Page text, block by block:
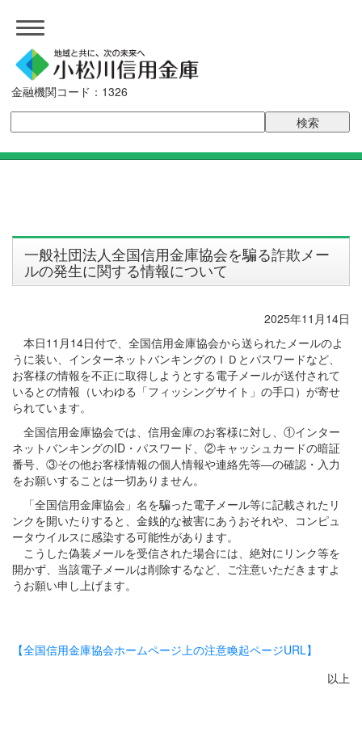
金融機関コード：1326
一般社団法人全国信用金庫協会を騙る詐欺メー
ルの発生に関する情報について
2025年11月14日
本日11月14日付で、全国信用金庫協会から送られたメールのよ
うに装い、インターネットバンキングのＩＤとパスワードなど、
お客様の情報を不正に取得しようとする電子メールが送付されて
いるとの情報（いわゆる「フィッシングサイト」の手口）が寄せ
られています。
全国信用金庫協会では、信用金庫のお客様に対し、①インター
ネットバンキングのID・パスワード、②キャッシュカードの暗証
番号、③その他お客様情報の個人情報や連絡先等―の確認・入力
をお願いすることは一切ありません。
「全国信用金庫協会」名を騙った電子メール等に記載されたリ
ンクを開いたりすると、金銭的な被害にあうおそれや、コンピュ
ータウイルスに感染する可能性があります。
こうした偽装メールを受信された場合には、絶対にリンク等を
開かず、当該電子メールは削除するなど、ご注意いただきますよ
うお願い申し上げます。
【全国信用金庫協会ホームページ上の注意喚起ページURL】
以上